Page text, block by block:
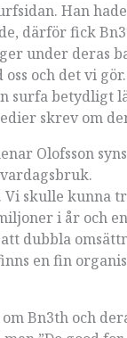
Han
därför fick
under deras
och det vi gör.
betydligt
skrev om
Olofsson
skulle kunna
i år och
dubbla
en fin
Bn3th och